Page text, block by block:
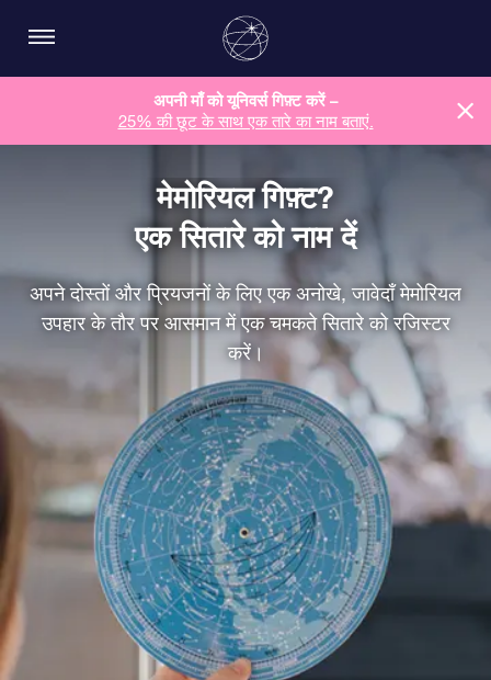
अपनी माँ को यूनिवर्स गिफ़्ट करें –
25% की छूट के साथ एक तारे का नाम बताएं.
मेमोरियल गिफ़्ट?
एक सितारे को नाम दें
अपने दोस्तों और प्रियजनों के लिए एक अनोखे, जावेदाँ मेमोरियल
उपहार के तौर पर आसमान में एक चमकते सितारे को रजिस्टर
करें।